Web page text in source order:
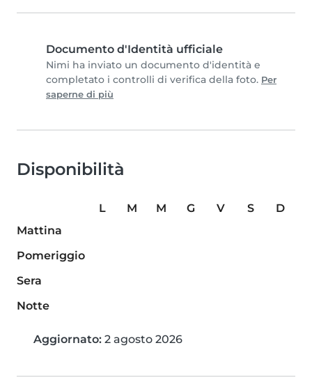
Documento d'Identità ufficiale
Nimi ha inviato un documento d'identità e
completato i controlli di verifica della foto. Per
saperne di più
Disponibilità
L M M G V S
D
Mattina
Pomeriggio
Sera
Notte
Aggiornato: 2 agosto 2026